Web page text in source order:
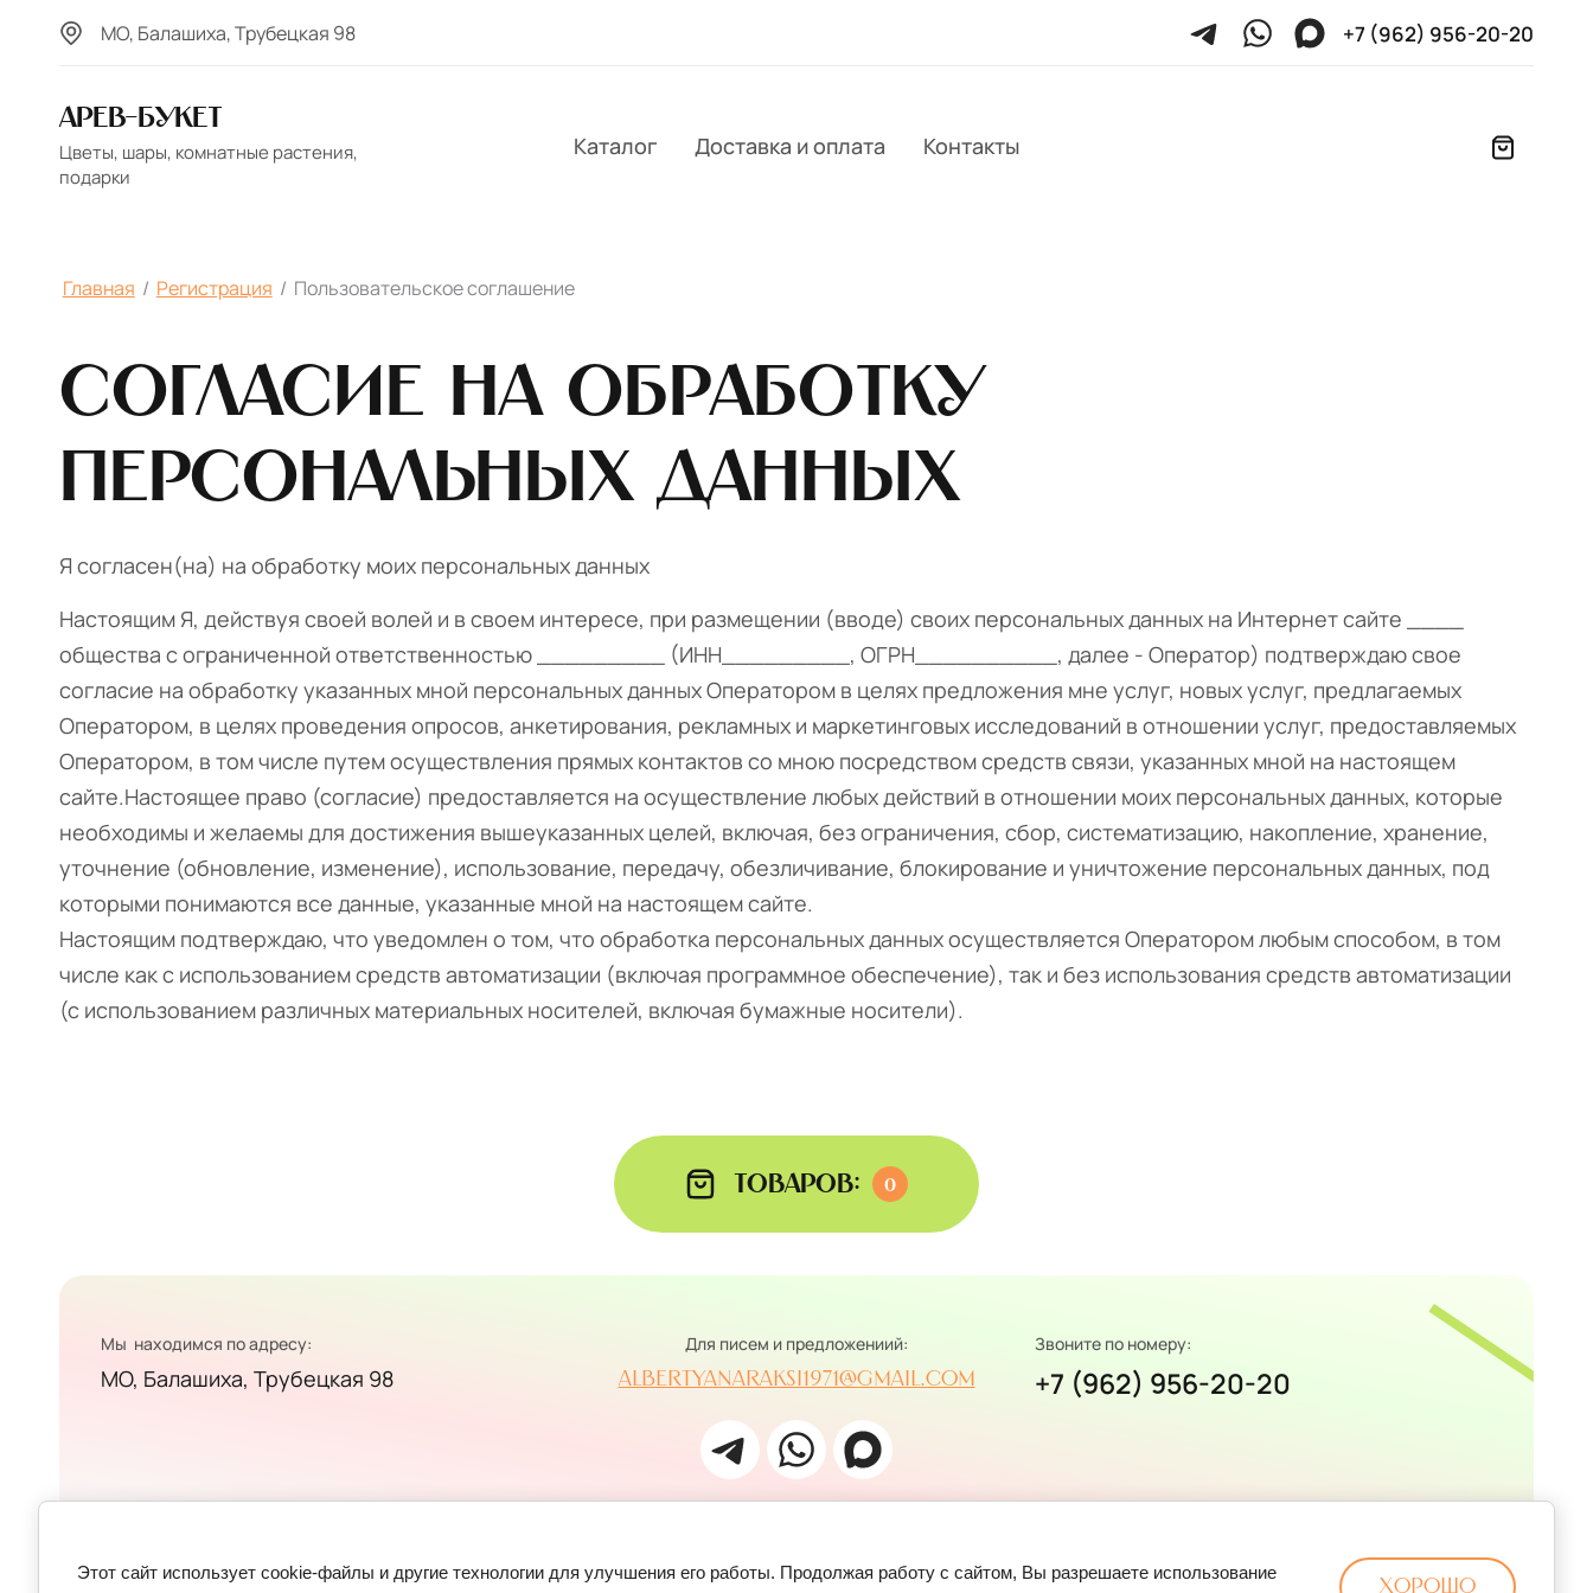
МО, Балашиха, Трубецкая 98 +7 (962) 956-20-20
Арев-Букет
Цветы, шары, комнатные растения,
подарки
Каталог Доставка и оплата Контакты
Главная / Регистрация / Пользовательское соглашение
Согласие на обработку
персональных данных
Я согласен(на) на обработку моих персональных данных
Настоящим Я, действуя своей волей и в своем интересе, при размещении (вводе) своих персональных данных на Интернет сайте ____
общества с ограниченной ответственностью _________ (ИНН_________, ОГРН__________, далее - Оператор) подтверждаю свое
согласие на обработку указанных мной персональных данных Оператором в целях предложения мне услуг, новых услуг, предлагаемых
Оператором, в целях проведения опросов, анкетирования, рекламных и маркетинговых исследований в отношении услуг, предоставляемых
Оператором, в том числе путем осуществления прямых контактов со мною посредством средств связи, указанных мной на настоящем
сайте.Настоящее право (согласие) предоставляется на осуществление любых действий в отношении моих персональных данных, которые
необходимы и желаемы для достижения вышеуказанных целей, включая, без ограничения, сбор, систематизацию, накопление, хранение,
уточнение (обновление, изменение), использование, передачу, обезличивание, блокирование и уничтожение персональных данных, под
которыми понимаются все данные, указанные мной на настоящем сайте.
Настоящим подтверждаю, что уведомлен о том, что обработка персональных данных осуществляется Оператором любым способом, в том
числе как с использованием средств автоматизации (включая программное обеспечение), так и без использования средств автоматизации
(с использованием различных материальных носителей, включая бумажные носители).
Товаров: 0
Мы находимся по адресу:
МО, Балашиха, Трубецкая 98
Для писем и предложениий:
albertyanaraksi1971@gmail.com
Звоните по номеру:
+7 (962) 956-20-20
Арев-Букет Copyright © 2026
Этот сайт использует cookie-файлы и другие технологии для улучшения его работы. Продолжая работу с сайтом, Вы разрешаете использование
Хорошо